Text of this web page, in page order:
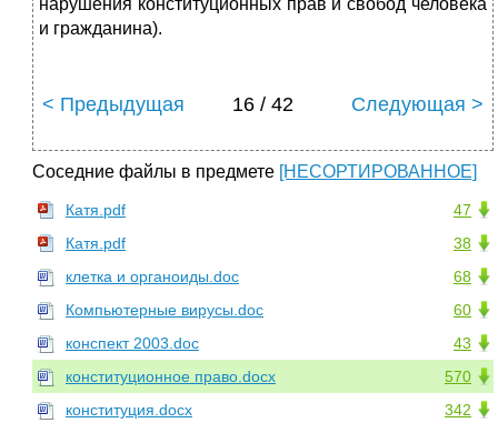
нарушения конституционных прав и свобод человека
и гражданина).
< Предыдущая 16 / 42 Следующая >
Соседние файлы в предмете [НЕСОРТИРОВАННОЕ]
47
Катя.pdf
38
Катя.pdf
68
клетка и органоиды.doc
60
Компьютерные вирусы.doc
43
конспект 2003.doc
570
конституционное право.docx
342
конституция.docx